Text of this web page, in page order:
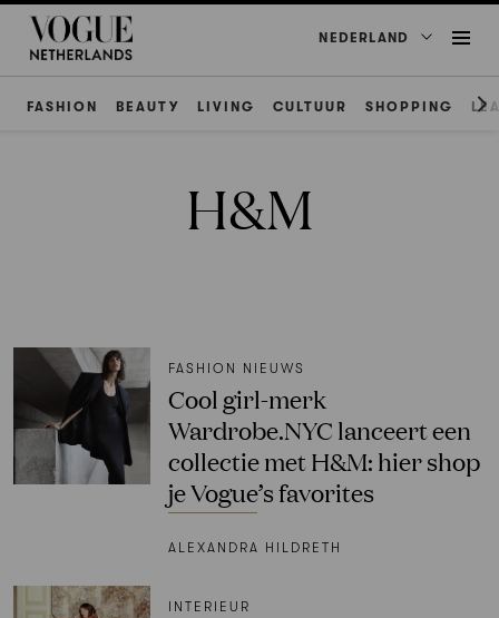
NEDERLAND
FASHION BEAUTY LIVING CULTUUR SHOPPING
H&M
FASHION NIEUWS
Cool girl-merk
Wardrobe.NYC lanceert een
collectie met H&M: hier shop
je Vogue’s favorites
ALEXANDRA HILDRETH
INTERIEUR